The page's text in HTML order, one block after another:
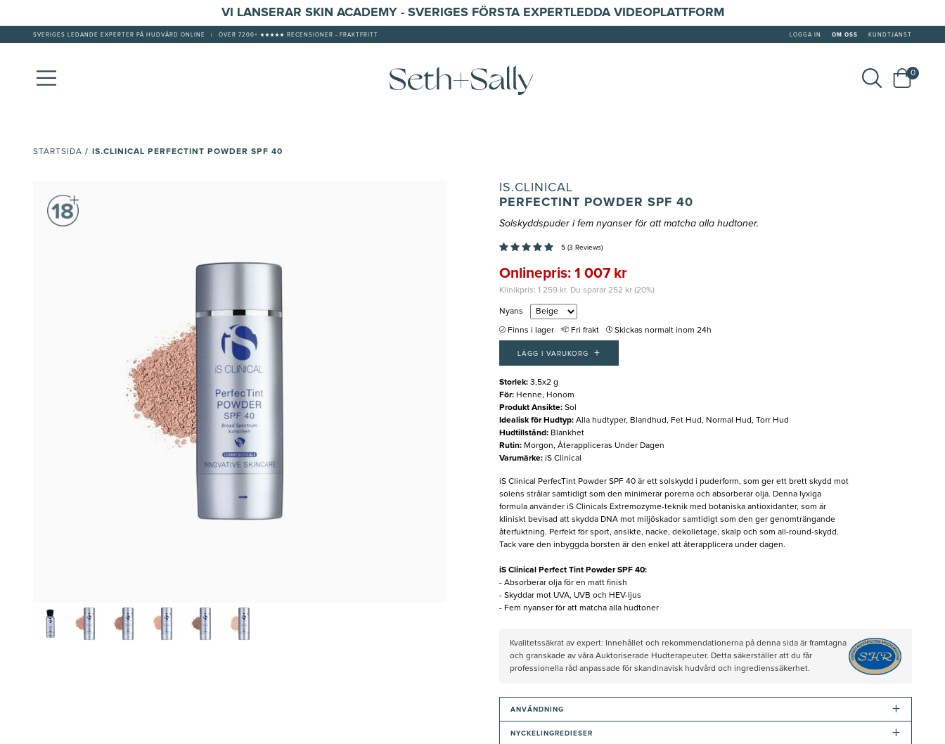
VI LANSERAR SKIN ACADEMY - SVERIGES FÖRSTA EXPERTLEDDA VIDEOPLATTFORM
SVERIGES LEDANDE EXPERTER PÅ HUDVÅRD ONLINE ÖVER 7200+ ★★★★★ RECENSIONER - FRAKTFRITT LOGGA IN OM OSS KUNDTJÄNST
0
STARTSIDA / IS.CLINICAL PERFECTINT POWDER SPF 40
IS.CLINICAL
PERFECTINT POWDER SPF 40
Solskyddspuder i fem nyanser för att matcha alla hudtoner.
5 (3 Reviews)
Onlinepris: 1 007 kr
Klinikpris: 1 259 kr. Du sparar 252 kr (20%)
Nyans
Finns i lager Fri frakt Skickas normalt inom 24h
LÄGG I VARUKORG +
Storlek: 3,5x2 g
För: Henne, Honom
Produkt Ansikte: Sol
Idealisk för Hudtyp: Alla hudtyper, Blandhud, Fet Hud, Normal Hud, Torr Hud
Hudtillstånd: Blankhet
Rutin: Morgon, Återappliceras Under Dagen
Varumärke: iS Clinical
iS Clinical PerfecTint Powder SPF 40 är ett solskydd i puderform, som ger ett brett skydd mot
solens strålar samtidigt som den minimerar porerna och absorberar olja. Denna lyxiga
formula använder iS Clinicals Extremozyme-teknik med botaniska antioxidanter, som är
kliniskt bevisad att skydda DNA mot miljöskador samtidigt som den ger genomträngande
återfuktning. Perfekt för sport, ansikte, nacke, dekolletage, skalp och som all-round-skydd.
Tack vare den inbyggda borsten är den enkel att återapplicera under dagen.
iS Clinical Perfect Tint Powder SPF 40:
- Absorberar olja för en matt finish
- Skyddar mot UVA, UVB och HEV-ljus
- Fem nyanser för att matcha alla hudtoner
Kvalitetssäkrat av expert: Innehållet och rekommendationerna på denna sida är framtagna
och granskade av våra Auktoriserade Hudterapeuter. Detta säkerställer att du får
professionella råd anpassade för skandinavisk hudvård och ingredienssäkerhet.
ANVÄNDNING +
NYCKELINGREDIESER +